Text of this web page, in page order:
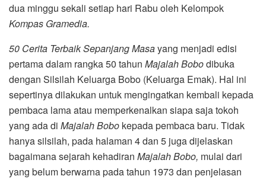
dua minggu sekali setiap hari Rabu oleh Kelompok
Kompas Gramedia.
50 Cerita Terbaik Sepanjang Masayang menjadi edisi
pertama dalam rangka 50 tahun Majalah Bobodibuka
dengan Silsilah Keluarga Bobo (Keluarga Emak). Hal ini
sepertinya dilakukan untuk mengingatkan kembali kepada
pembaca lama atau memperkenalkan siapa saja tokoh
yang ada di Majalah Bobo kepada pembaca baru. Tidak
hanya silsilah, pada halaman 4 dan 5 juga dijelaskan
bagaimana sejarah kehadiran Majalah Bobo, mulai dari
yang belum berwarna pada tahun 1973 dan penjelasan